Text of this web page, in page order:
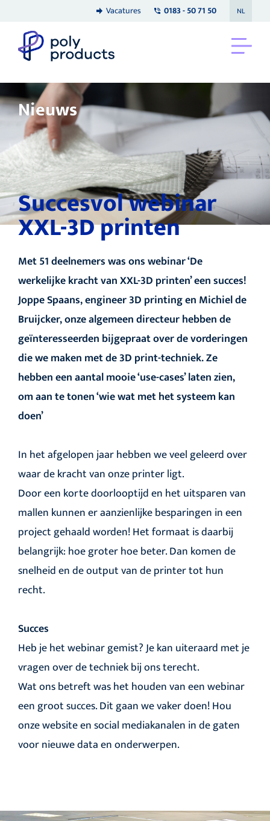
Vacatures 0183 - 50 71 50 NL
Nieuws
Succesvol webinar
XXL-3D printen
Met 51 deelnemers was ons webinar ‘De
werkelijke kracht van XXL-3D printen’ een succes!
Joppe Spaans, engineer 3D printing en Michiel de
Bruijcker, onze algemeen directeur hebben de
geïnteresseerden bijgepraat over de vorderingen
die we maken met de 3D print-techniek. Ze
hebben een aantal mooie ‘use-cases’ laten zien,
om aan te tonen ‘wie wat met het systeem kan
doen’
In het afgelopen jaar hebben we veel geleerd over
waar de kracht van onze printer ligt.
Door een korte doorlooptijd en het uitsparen van
mallen kunnen er aanzienlijke besparingen in een
project gehaald worden! Het formaat is daarbij
belangrijk: hoe groter hoe beter. Dan komen de
snelheid en de output van de printer tot hun
recht.
Succes
Heb je het webinar gemist? Je kan uiteraard met je
vragen over de techniek bij ons terecht.
Wat ons betreft was het houden van een webinar
een groot succes. Dit gaan we vaker doen! Hou
onze website en social mediakanalen in de gaten
voor nieuwe data en onderwerpen.